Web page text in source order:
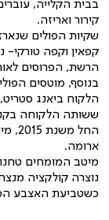
בבית הקלייה,
קירור ואריזה.
שקיות הפולים
הרשת, הפרוסים
הלקוח ביאנג
ששותה הלקוחה
החל
ארומה.
מיטב המומחים
נוצרה קולקציה
כשטביעת האצבע